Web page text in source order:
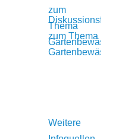
zum Thema
Weitere